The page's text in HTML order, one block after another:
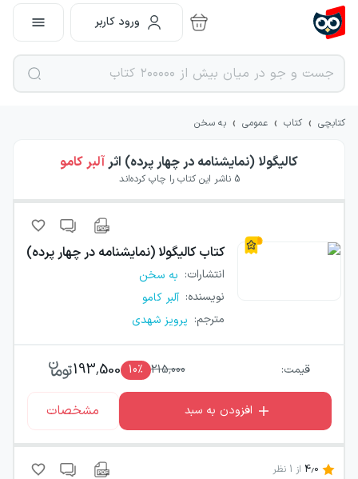
ورود کاربر
کتابچی › کتاب › عمومی › به سخن
کالیگولا (نمایشنامه در چهار پرده) اثرآلبر کامو
5 ناشر این کتاب را چاپ کرده‌اند
کتاب کالیگولا (نمایشنامه در چهار پرده)
انتشارات: به سخن
نویسنده: آلبر کامو
مترجم: پرویز شهدی
قیمت: 215,000
10٪ 193,500
افزودن به سبد مشخصات
4.0 از 1 نظر